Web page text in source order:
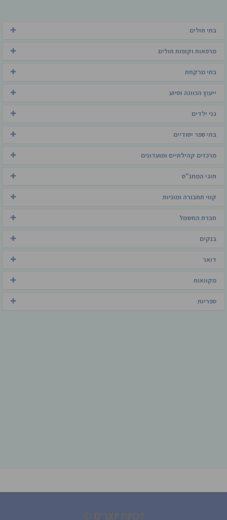
בתי חולים
מרפאות וקופות חולים
בתי מרקחת
ייעוץ הכוונה וסיוע
גני ילדים
בתי ספר יסודיים
מרכזים קהילתיים ומועדונים
חוגי המתנ"ס
קווי תחבורה ומוניות
חברת החשמל
בנקים
דואר
מקוואות
ספריות